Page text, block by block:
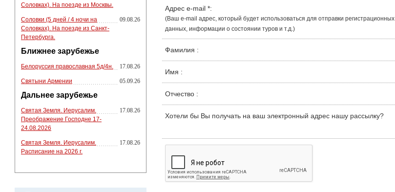
Соловках). На поезде из Москвы.
Соловки (5 дней / 4 ночи на
Соловках). На поезде из Санкт-
Петербурга.
09.08.26
Ближнее зарубежье
Белоруссия православная 5д/4н. 17.08.26
Святыни Армении 05.09.26
Дальнее зарубежье
Святая Земля. Иерусалим.
Преображение Господне 17-
24.08.2026
17.08.26
Святая Земля. Иерусалим.
Расписание на 2026 г.
17.08.26
Адрес e-mail *:
(Ваш e-mail адрес, который будет использоваться для отправки регистрационных
данных, информации о состоянии туров и т.д.)
Фамилия :
Имя :
Отчество :
Хотели бы Вы получать на ваш электронный адрес нашу рассылку?